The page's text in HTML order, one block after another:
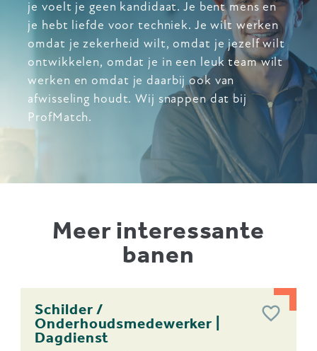
je voelt je geen kandidaat. Je bent mens en
je hebt liefde voor techniek. Je wilt werken
omdat je zekerheid wilt, omdat je jezelf wilt
ontwikkelen, omdat je in een leuk team wilt
werken en omdat je daarbij ook van
afwisseling houdt. Wij snappen dat bij
ProfMatch.
Meer interessante
banen
Schilder /
Onderhoudsmedewerker |
Dagdienst